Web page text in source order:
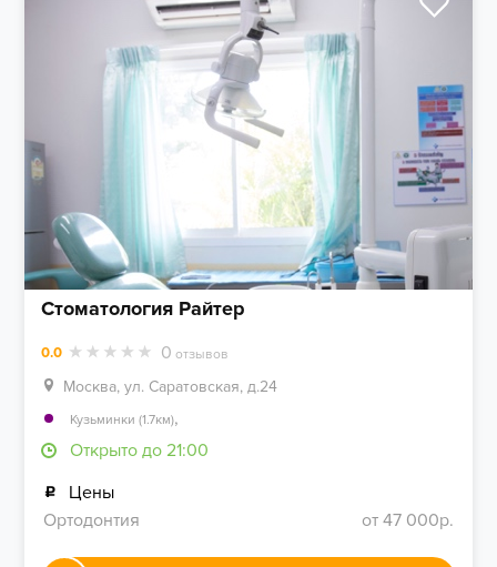
Стоматология Райтер
0.0 0 отзывов
Москва, ул. Саратовская, д.24
Кузьминки (1.7км),
Открыто до 21:00
Цены
Ортодонтия
от 47 000р.